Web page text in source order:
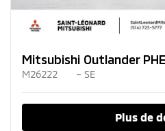
Mitsubishi Outlander
M26222 – SE
Plus de